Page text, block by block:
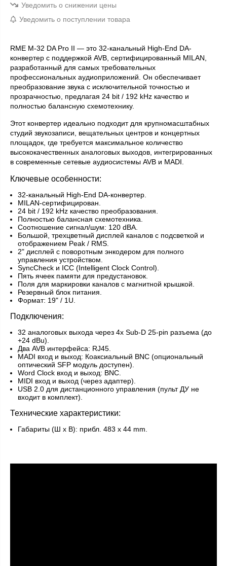
Уведомить о снижении цены
Уведомить о поступлении товара
RME M-32 DA Pro II — это 32-канальный High-End DA-
конвертер с поддержкой AVB, сертифицированный MILAN,
разработанный для самых требовательных
профессиональных аудиоприложений. Он обеспечивает
преобразование звука с исключительной точностью и
прозрачностью, предлагая 24 bit / 192 kHz качество и
полностью балансную схемотехнику.
Этот конвертер идеально подходит для крупномасштабных
студий звукозаписи, вещательных центров и концертных
площадок, где требуется максимальное количество
высококачественных аналоговых выходов, интегрированных
в современные сетевые аудиосистемы AVB и MADI.
Ключевые особенности:
32-канальный High-End DA-конвертер.
MILAN-сертифицирован.
24 bit / 192 kHz качество преобразования.
Полностью балансная схемотехника.
Соотношение сигнал/шум: 120 dBA.
Большой, трехцветный дисплей каналов с подсветкой и
отображением Peak / RMS.
2" дисплей с поворотным энкодером для полного
управления устройством.
SyncCheck и ICC (Intelligent Clock Control).
Пять ячеек памяти для предустановок.
Поля для маркировки каналов с магнитной крышкой.
Резервный блок питания.
Формат: 19" / 1U.
Подключения:
32 аналоговых выхода через 4x Sub-D 25-pin разъема (до
+24 dBu).
Два AVB интерфейса: RJ45.
MADI вход и выход: Коаксиальный BNC (опциональный
оптический SFP модуль доступен).
Word Clock вход и выход: BNC.
MIDI вход и выход (через адаптер).
USB 2.0 для дистанционного управления (пульт ДУ не
входит в комплект).
Технические характеристики:
Габариты (Ш x В): прибл. 483 x 44 mm.